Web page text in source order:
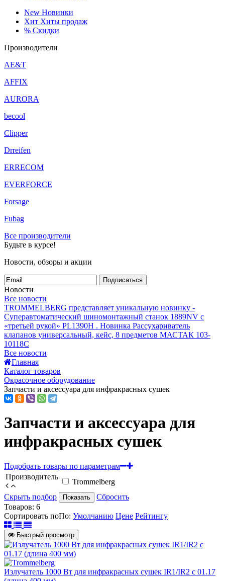
New Новинки
Хит Хиты продаж
% Скидки
Производители
AE&T
AFFIX
AURORA
becool
Clipper
Drreifen
ERRECOM
EVERFORCE
Forsage
Fubag
Все производители
Будьте в курсе!
Новости, обзоры и акции
Подписаться
Новости
Все новости
TROMMELBERG представляет уникальную новинку -
Суперавтоматический шиномонтажный станок 1889NV с
«третьей рукой» PL1390H . Новинка Рассухариватель
клапанов универсальный, кейс, 8 предметов МАСТАК 103-
10118C
Все новости
Главная
Каталог товаров
Окрасочное оборудование
Запчасти и аксессуара для инфракрасных сушек
Запчасти и аксессуара для
инфракрасных сушек
Подобрать товары по параметрам
Производитель
Trommelberg
Скрыть подбор
Показать
Сбросить
Товаров: 6
Сортировать поПо: Умолчанию Цене Рейтингу
Быстрый просмотр
Излучатель 1000 Вт для инфракрасных сушек IR1/IR2 с 01.17